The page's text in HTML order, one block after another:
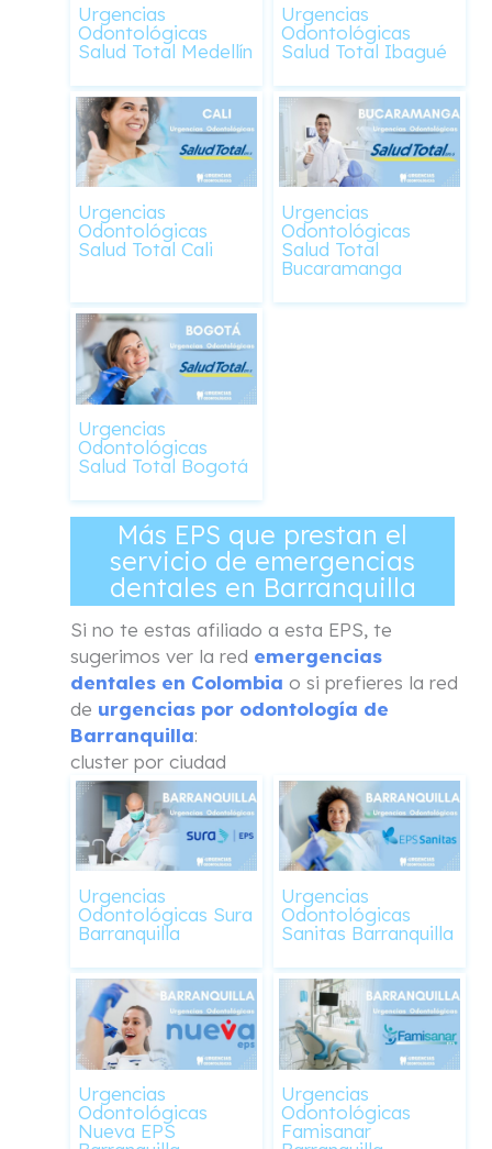
Urgencias
Odontológicas
Salud Total Medellín
Urgencias
Odontológicas
Salud Total Ibagué
Urgencias
Odontológicas
Salud Total Cali
Urgencias
Odontológicas
Salud Total
Bucaramanga
Urgencias
Odontológicas
Salud Total Bogotá
Más EPS que prestan el
servicio de emergencias
dentales en Barranquilla
Si no te estas afiliado a esta EPS, te
sugerimos ver la red emergencias
dentales en Colombia o si prefieres la red
de urgencias por odontología de
Barranquilla:
cluster por ciudad
Urgencias
Odontológicas Sura
Barranquilla
Urgencias
Odontológicas
Sanitas Barranquilla
Urgencias
Odontológicas
Nueva EPS
Urgencias
Odontológicas
Famisanar